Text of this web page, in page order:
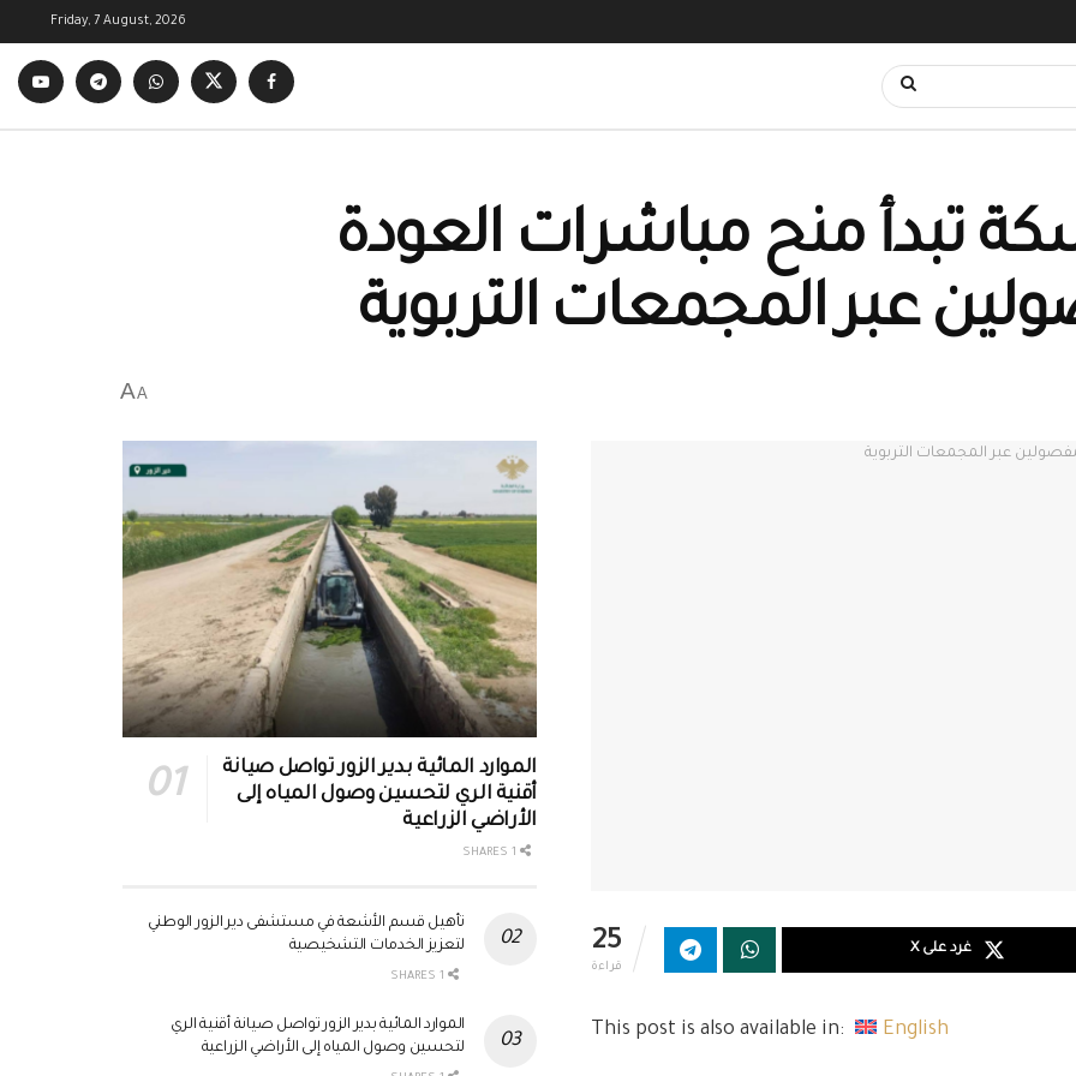
Friday, 7 August, 2026
تبدأ منح مباشرات العودة
عبر المجمعات التربوية
A
A
25
قراءة
غرد على X
This post is also available in: English
الموارد المائية بدير الزور تواصل صيانة
أقنية الري لتحسين وصول المياه إلى
الأراضي الزراعية
تأهيل قسم الأشعة في مستشفى دير الزور الوطني
لتعزيز الخدمات التشخيصية
الموارد المائية بدير الزور تواصل صيانة أقنية الري
لتحسين وصول المياه إلى الأراضي الزراعية